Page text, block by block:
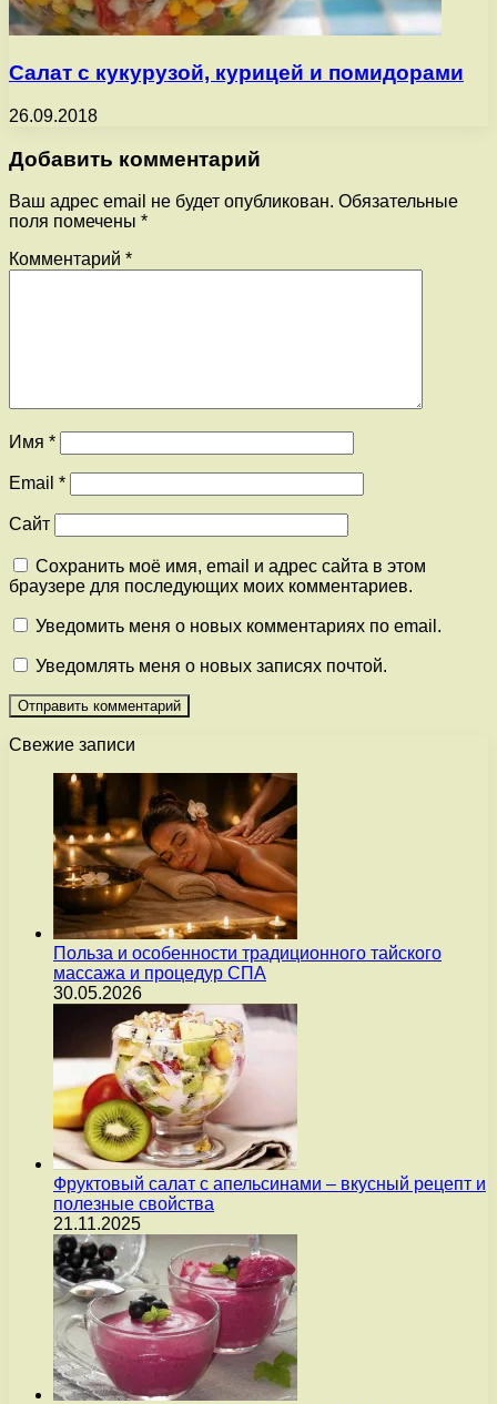
Салат с кукурузой, курицей и помидорами
26.09.2018
Добавить комментарий
Ваш адрес email не будет опубликован. Обязательные
поля помечены *
Комментарий *
Имя *
Email *
Сайт
Сохранить моё имя, email и адрес сайта в этом
браузере для последующих моих комментариев.
Уведомить меня о новых комментариях по email.
Уведомлять меня о новых записях почтой.
Свежие записи
Польза и особенности традиционного тайского
массажа и процедур СПА
30.05.2026
Фруктовый салат с апельсинами – вкусный рецепт и
полезные свойства
21.11.2025